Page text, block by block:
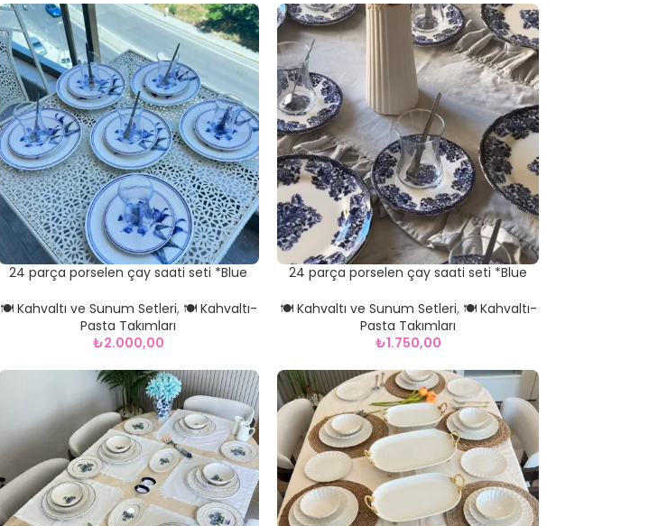
24 parça porselen çay saati seti *Blue
🍽️ Kahvaltı ve Sunum Setleri, 🍽️ Kahvaltı-
Pasta Takımları
₺2.000,00
24 parça porselen çay saati seti *Blue
🍽️ Kahvaltı ve Sunum Setleri, 🍽️ Kahvaltı-
Pasta Takımları
₺1.750,00